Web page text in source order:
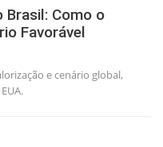
Como o
Favorável
e cenário global,